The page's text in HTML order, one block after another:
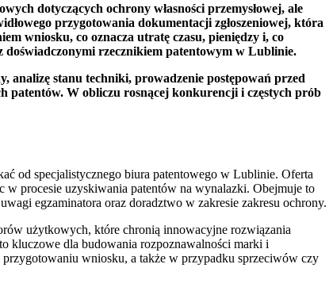
dotyczących ochrony własności przemysłowej, ale
przygotowania dokumentacji zgłoszeniowej, która
wniosku, co oznacza utratę czasu, pieniędzy i, co
doświadczonymi rzecznikiem patentowym w Lublinie.
analizę stanu techniki, prowadzenie postępowań przed
patentów. W obliczu rosnącej konkurencji i częstych prób
od specjalistycznego biura patentowego w Lublinie. Oferta
w procesie uzyskiwania patentów na wynalazki. Obejmuje to
egzaminatora oraz doradztwo w zakresie zakresu ochrony.
użytkowych, które chronią innowacyjne rozwiązania
kluczowe dla budowania rozpoznawalności marki i
wniosku, a także w przypadku sprzeciwów czy